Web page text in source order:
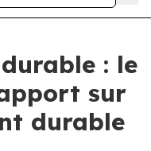
: le
sur
durable